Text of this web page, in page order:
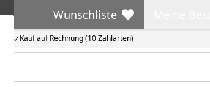
Kauf auf Rechnung (10 Zahlarten)
Wunschliste
Wunschliste